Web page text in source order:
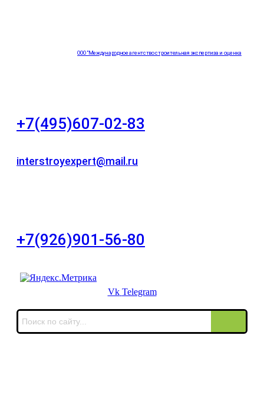
ООО "Международное агентство строительная экспертиза и оценка
+7(495)607-02-83
interstroyexpert@mail.ru
+7(926)901-56-80
Vk Telegram